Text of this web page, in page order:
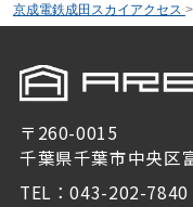
京成電鉄成田スカイアクセス >
〒260-0015
千葉県千葉市中央区
TEL：043-202-7840